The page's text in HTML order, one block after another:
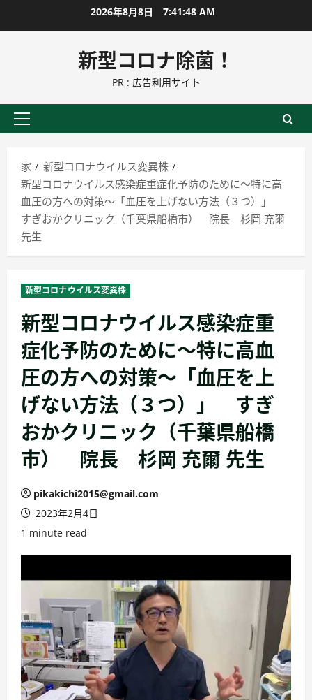
ン
に
2026年8月8日 7:41:49 AM
新型コロナ除菌！
PR : 広告利用サイト
プ
イ
マ
リ
ー
メ
ー
家
新型コロナウイルス変異株
新型コロナウイルス感染症重症化予防のために～特に高
血圧の方への対策～「血圧を上げない方法（３つ）」
すぎおかクリニック（千葉県船橋市） 院長 杉岡 充爾
先生
新型コロナウイルス変異株
新型コロナウイルス感染症重
症化予防のために～特に高血
圧の方への対策～「血圧を上
げない方法（３つ）」 すぎ
おかクリニック（千葉県船橋
市） 院長 杉岡 充爾 先生
pikakichi2015@gmail.com
2023年2月4日
1 minute read